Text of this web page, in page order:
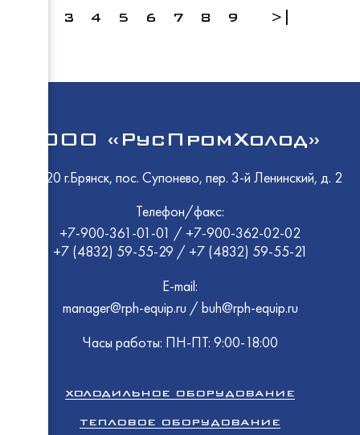
3 4 5 6 7 8 9 >|
ООО «РусПромХолод»
241520 г.Брянск, пос. Супонево, пер. 3-й Ленинский, д. 2
Телефон/факс:
+7-900-361-01-01 / +7-900-362-02-02
+7 (4832) 59-55-29 / +7 (4832) 59-55-21
E-mail:
manager@rph-equip.ru / buh@rph-equip.ru
Часы работы: ПН-ПТ: 9:00-18:00
ХОЛОДИЛЬНОЕ ОБОРУДОВАНИЕ
ТЕПЛОВОЕ ОБОРУДОВАНИЕ